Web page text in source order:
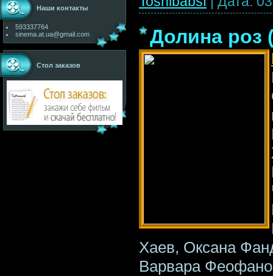
Наши контакты
593337764
sinema.at.ua@gmail.com
Стол заказов
Долина роз
Хаев, Оксана
Варвара